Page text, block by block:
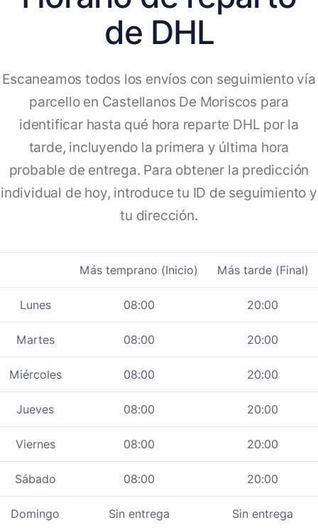
de DHL
Escaneamos todos los envíos con seguimiento vía
parcello en Castellanos De Moriscos para
identificar hasta qué hora reparte DHL por la
tarde, incluyendo la primera y última hora
probable de entrega. Para obtener la predicción
individual de hoy, introduce tu ID de seguimiento y
tu dirección.
Más temprano (Inicio) Más tarde (Final)
Lunes 08:00 20:00
Martes 08:00 20:00
Miércoles 08:00 20:00
Jueves 08:00 20:00
Viernes 08:00 20:00
Sábado 08:00 20:00
Domingo Sin entrega Sin entrega